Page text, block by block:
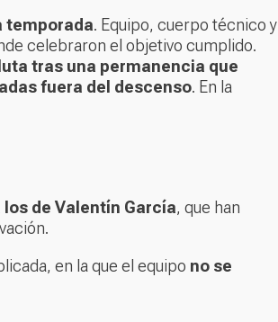
temporada. Equipo, cuerpo técnico y
celebraron el objetivo cumplido.
tras una permanencia que
fuera del descenso. En la
de Valentín García, que han
en la que el equipo no se